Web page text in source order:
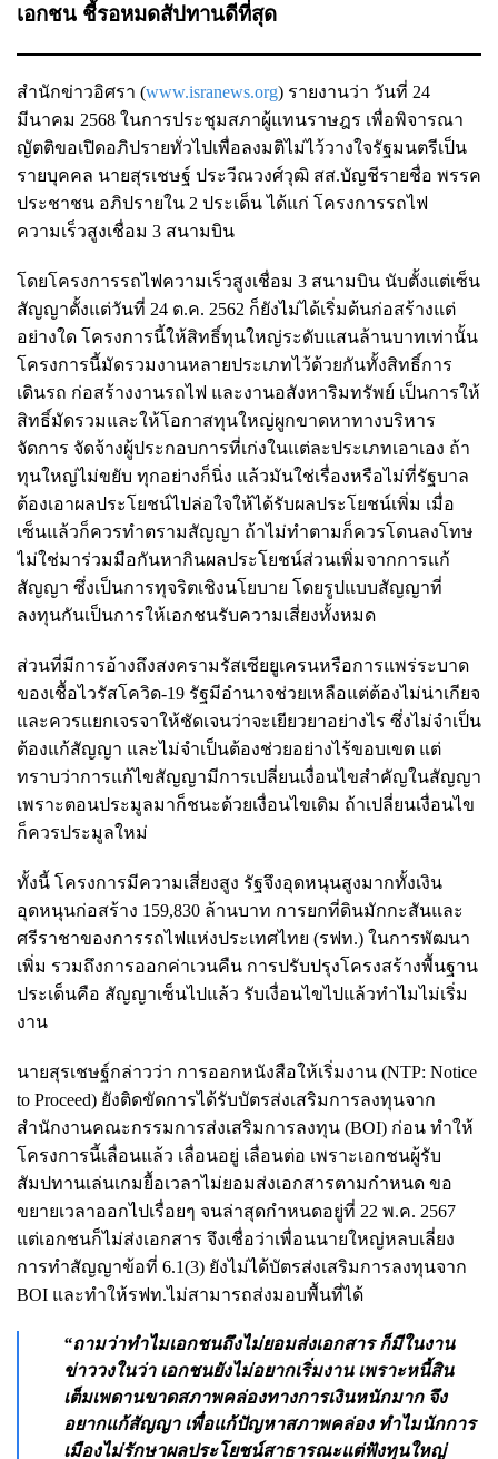
เอกชน ชี้รอหมดสัปทานดีที่สุด
สำนักข่าวอิศรา (www.isranews.org) รายงานว่า วันที่ 24
มีนาคม 2568 ในการประชุมสภาผู้แทนราษฎร เพื่อพิจารณา
ญัตติขอเปิดอภิปรายทั่วไปเพื่อลงมติไม่ไว้วางใจรัฐมนตรีเป็น
รายบุคคล นายสุรเชษฐ์ ประวีณวงศ์วุฒิ สส.บัญชีรายชื่อ พรรค
ประชาชน อภิปรายใน 2 ประเด็น ได้แก่ โครงการรถไฟ
ความเร็วสูงเชื่อม 3 สนามบิน
โดยโครงการรถไฟความเร็วสูงเชื่อม 3 สนามบิน นับตั้งแต่เซ็น
สัญญาตั้งแต่วันที่ 24 ต.ค. 2562 ก็ยังไม่ได้เริ่มต้นก่อสร้างแต่
อย่างใด โครงการนี้ให้สิทธิ์ทุนใหญ่ระดับแสนล้านบาทเท่านั้น
โครงการนี้มัดรวมงานหลายประเภทไว้ด้วยกันทั้งสิทธิ์การ
เดินรถ ก่อสร้างงานรถไฟ และงานอสังหาริมทรัพย์ เป็นการให้
สิทธิ์มัดรวมและให้โอกาสทุนใหญ่ผูกขาดหาทางบริหาร
จัดการ จัดจ้างผู้ประกอบการที่เก่งในแต่ละประเภทเอาเอง ถ้า
ทุนใหญ่ไม่ขยับ ทุกอย่างก็นิ่ง แล้วมันใช่เรื่องหรือไม่ที่รัฐบาล
ต้องเอาผลประโยชน์ไปล่อใจให้ได้รับผลประโยชน์เพิ่ม เมื่อ
เซ็นแล้วก็ควรทำตรามสัญญา ถ้าไม่ทำตามก็ควรโดนลงโทษ
ไม่ใช่มาร่วมมือกันหากินผลประโยชน์ส่วนเพิ่มจากการแก้
สัญญา ซึ่งเป็นการทุจริตเชิงนโยบาย โดยรูปแบบสัญญาที่
ลงทุนกันเป็นการให้เอกชนรับความเสี่ยงทั้งหมด
ส่วนที่มีการอ้างถึงสงครามรัสเซียยูเครนหรือการแพร่ระบาด
ของเชื้อไวรัสโควิด-19 รัฐมีอำนาจช่วยเหลือแต่ต้องไม่น่าเกียจ
และควรแยกเจรจาให้ชัดเจนว่าจะเยียวยาอย่างไร ซึ่งไม่จำเป็น
ต้องแก้สัญญา และไม่จำเป็นต้องช่วยอย่างไร้ขอบเขต แต่
ทราบว่าการแก้ไขสัญญามีการเปลี่ยนเงื่อนไขสำคัญในสัญญา
เพราะตอนประมูลมาก็ชนะด้วยเงื่อนไขเดิม ถ้าเปลี่ยนเงื่อนไข
ก็ควรประมูลใหม่
ทั้งนี้ โครงการมีความเสี่ยงสูง รัฐจึงอุดหนุนสูงมากทั้งเงิน
อุดหนุนก่อสร้าง 159,830 ล้านบาท การยกที่ดินมักกะสันและ
ศรีราชาของการรถไฟแห่งประเทศไทย (รฟท.) ในการพัฒนา
เพิ่ม รวมถึงการออกค่าเวนคืน การปรับปรุงโครงสร้างพื้นฐาน
ประเด็นคือ สัญญาเซ็นไปแล้ว รับเงื่อนไขไปแล้วทำไมไม่เริ่ม
งาน
นายสุรเชษฐ์กล่าวว่า การออกหนังสือให้เริ่มงาน (NTP: Notice
to Proceed) ยังติดขัดการได้รับบัตรส่งเสริมการลงทุนจาก
สำนักงานคณะกรรมการส่งเสริมการลงทุน (BOI) ก่อน ทำให้
โครงการนี้เลื่อนแล้ว เลื่อนอยู่ เลื่อนต่อ เพราะเอกชนผู้รับ
สัมปทานเล่นเกมยื้อเวลาไม่ยอมส่งเอกสารตามกำหนด ขอ
ขยายเวลาออกไปเรื่อยๆ จนล่าสุดกำหนดอยู่ที่ 22 พ.ค. 2567
แต่เอกชนก็ไม่ส่งเอกสาร จึงเชื่อว่าเพื่อนนายใหญ่หลบเลี่ยง
การทำสัญญาข้อที่ 6.1(3) ยังไม่ได้บัตรส่งเสริมการลงทุนจาก
BOI และทำให้รฟท.ไม่สามารถส่งมอบพื้นที่ได้
“ถามว่าทำไมเอกชนถึงไม่ยอมส่งเอกสาร ก็มีในงาน
ข่าววงในว่า เอกชนยังไม่อยากเริ่มงาน เพราะหนี้สิน
เต็มเพดานขาดสภาพคล่องทางการเงินหนักมาก จึง
อยากแก้สัญญา เพื่อแก้ปัญหาสภาพคล่อง ทำไมนักการ
เมืองไม่รักษาผลประโยชน์สาธารณะแต่ฟังทุนใหญ่